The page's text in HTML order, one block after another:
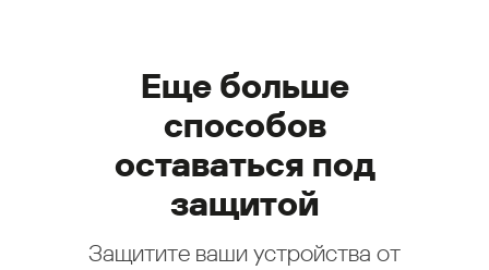
Еще больше
способов
оставаться под
защитой
Защитите ваши устройства от